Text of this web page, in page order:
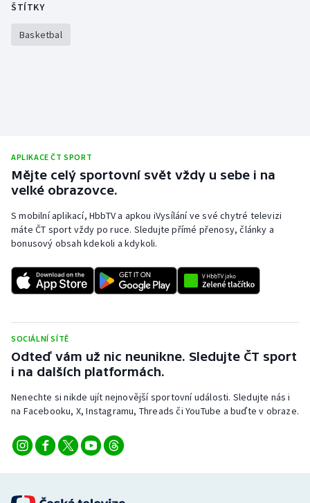
ŠTÍTKY
Basketbal
APLIKACE ČT SPORT
Mějte celý sportovní svět vždy u sebe i na
velké obrazovce.
S mobilní aplikací, HbbTV a apkou iVysílání ve své chytré televizi
máte ČT sport vždy po ruce. Sledujte přímé přenosy, články a
bonusový obsah kdekoli a kdykoli.
SOCIÁLNÍ SÍTĚ
Odteď vám už nic neunikne. Sledujte ČT sport
i na dalších platformách.
Nenechte si nikde ujít nejnovější sportovní události. Sledujte nás i
na Facebooku, X, Instagramu, Threads či YouTube a buďte v obraze.